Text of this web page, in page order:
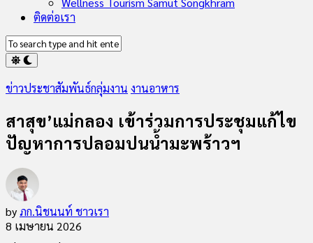
ติดต่อเรา
ข่าวประชาสัมพันธ์กลุ่มงาน งานอาหาร
สาสุข’แม่กลอง เข้าร่วมการประชุมแก้ไข
ปัญหาการปลอมปนน้ำมะพร้าวฯ
byภก.นิชนนท์ ชาวเรา
8 เมษายน 2026